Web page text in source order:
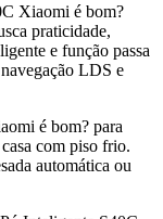
Xiaomi é bom?
praticidade,
e função passa
LDS e
é bom? para
com piso frio.
automática ou